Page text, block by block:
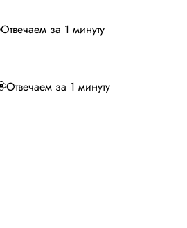
Отвечаем за 1 минуту
Отвечаем за 1 минуту